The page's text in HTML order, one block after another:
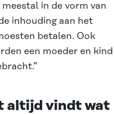
in de vorm van
inhouding aan het
betalen. Ook
een moeder en kind
altijd vindt wat